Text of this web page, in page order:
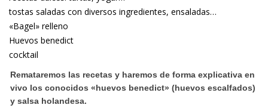
tostas saladas con diversos ingredientes, ensaladas…
«Bagel» relleno
Huevos benedict
cocktail
Remataremos las recetas y haremos de forma explicativa en
vivo los conocidos «huevos benedict» (huevos escalfados)
y salsa holandesa.